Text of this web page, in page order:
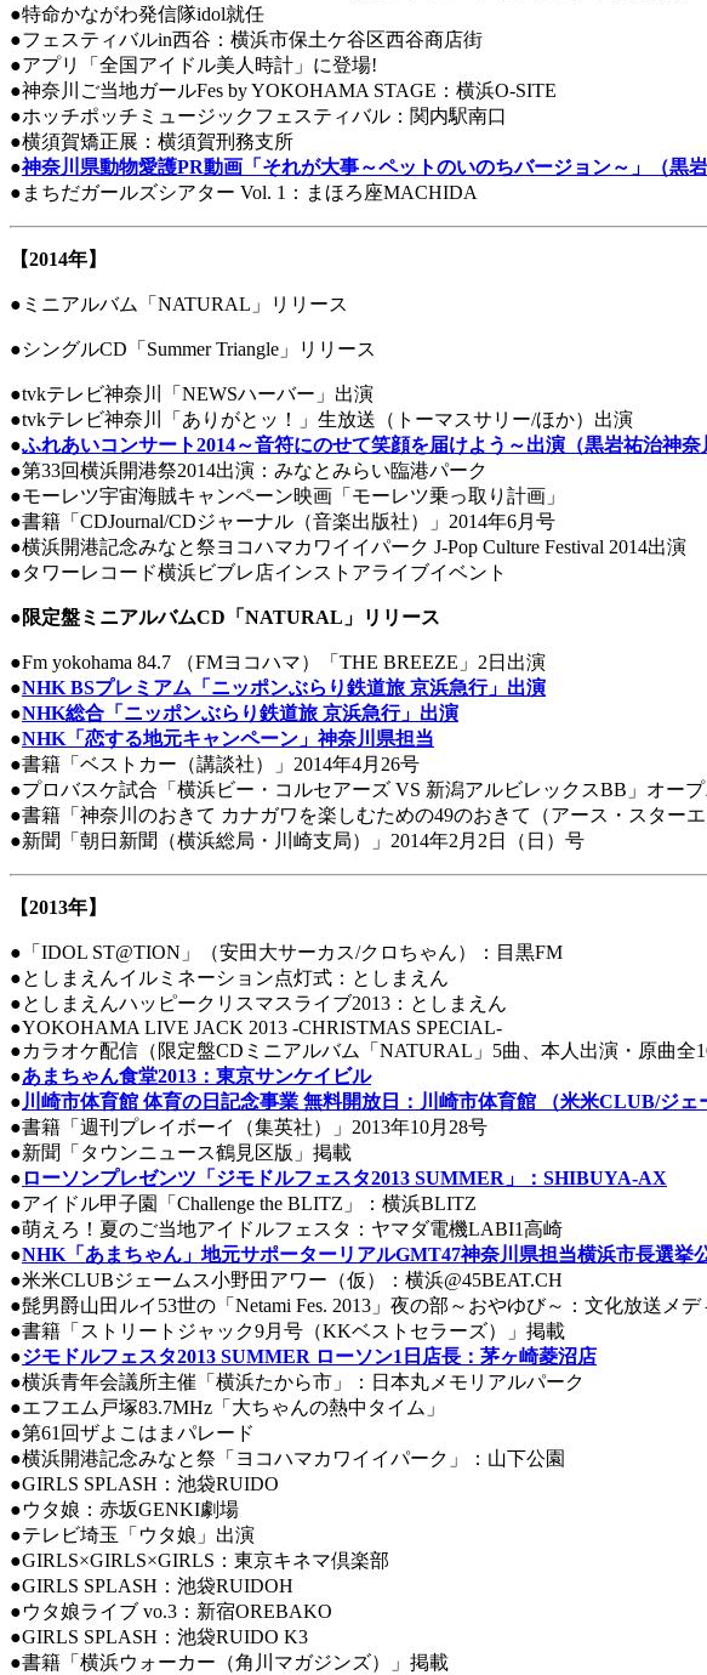
●特命かながわ発信隊idol就任
●フェスティバルin西谷：横浜市保土ケ谷区西谷商店街
●アプリ「全国アイドル美人時計」に登場!
●神奈川ご当地ガールFes by YOKOHAMA STAGE：横浜O-SITE
●ホッチポッチミュージックフェスティバル：関内駅南口
●横須賀矯正展：横須賀刑務支所
●神奈川県動物愛護PR動画「それが大事～ペットのいのちバージョン～」（
●まちだガールズシアター Vol. 1：まほろ座MACHIDA
【2014年】
●ミニアルバム「NATURAL」リリース
●シングルCD「Summer Triangle」リリース
●tvkテレビ神奈川「NEWSハーバー」出演
●tvkテレビ神奈川「ありがとッ！」生放送（トーマスサリー/ほか）出演
●ふれあいコンサート2014～音符にのせて笑顔を届けよう～出演（黒岩祐治神
●第33回横浜開港祭2014出演：みなとみらい臨港パーク
●モーレツ宇宙海賊キャンペーン映画「モーレツ乗っ取り計画」
●書籍「CDJournal/CDジャーナル（音楽出版社）」2014年6月号
●横浜開港記念みなと祭ヨコハマカワイイパーク J-Pop Culture Festival 2014出演
●タワーレコード横浜ビブレ店インストアライブイベント
●限定盤ミニアルバムCD「NATURAL」リリース
●Fm yokohama 84.7 （FMヨコハマ）「THE BREEZE」2日出演
●NHK BSプレミアム「ニッポンぶらり鉄道旅 京浜急行」出演
●NHK総合「ニッポンぶらり鉄道旅 京浜急行」出演
●NHK「恋する地元キャンペーン」神奈川県担当
●書籍「ベストカー（講談社）」2014年4月26号
●プロバスケ試合「横浜ビー・コルセアーズ VS 新潟アルビレックスBB」オー
●書籍「神奈川のおきて カナガワを楽しむための49のおきて（アース・スターエ
●新聞「朝日新聞（横浜総局・川崎支局）」2014年2月2日（日）号
【2013年】
●「IDOL ST@TION」（安田大サーカス/クロちゃん）：目黒FM
●としまえんイルミネーション点灯式：としまえん
●としまえんハッピークリスマスライブ2013：としまえん
●YOKOHAMA LIVE JACK 2013 -CHRISTMAS SPECIAL-
●カラオケ配信（限定盤CDミニアルバム「NATURAL」5曲、本人出演・原曲全
●あまちゃん食堂2013：東京サンケイビル
● 川崎市体育館 体育の日記念事業 無料開放日：川崎市体育館 （米米CLUB/ジェ
●書籍「週刊プレイボーイ（集英社）」2013年10月28号
●新聞「タウンニュース鶴見区版」掲載
● ローソンプレゼンツ「ジモドルフェスタ2013 SUMMER」：SHIBUYA-AX
●アイドル甲子園「Challenge the BLITZ」：横浜BLITZ
●萌えろ！夏のご当地アイドルフェスタ：ヤマダ電機LABI1高崎
●NHK「あまちゃん」地元サポーターリアルGMT47神奈川県担当横浜市長選挙
●米米CLUBジェームス小野田アワー（仮）：横浜@45BEAT.CH
●髭男爵山田ルイ53世の「Netami Fes. 2013」夜の部～おやゆび～：文化放送メ
●書籍「ストリートジャック9月号（KKベストセラーズ）」掲載
●ジモドルフェスタ2013 SUMMER ローソン1日店長：茅ヶ崎菱沼店
●横浜青年会議所主催「横浜たから市」：日本丸メモリアルパーク
●エフエム戸塚83.7MHz「大ちゃんの熱中タイム」
●第61回ザよこはまパレード
●横浜開港記念みなと祭「ヨコハマカワイイパーク」：山下公園
●GIRLS SPLASH：池袋RUIDO
●ウタ娘：赤坂GENKI劇場
●テレビ埼玉「ウタ娘」出演
●GIRLS×GIRLS×GIRLS：東京キネマ倶楽部
●GIRLS SPLASH：池袋RUIDOH
●ウタ娘ライブ vo.3：新宿OREBAKO
●GIRLS SPLASH：池袋RUIDO K3
●書籍「横浜ウォーカー（角川マガジンズ）」掲載